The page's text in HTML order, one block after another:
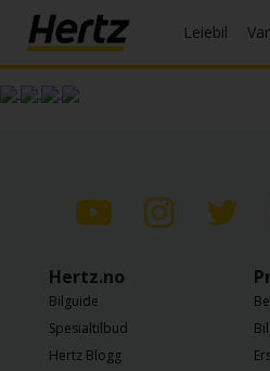
Leiebil
Meny
Reservasjon
Lokasjoner
Join /
Gold
Overview
Hertz.no
Bilguide
Spesialtilbud
Hertz Blogg